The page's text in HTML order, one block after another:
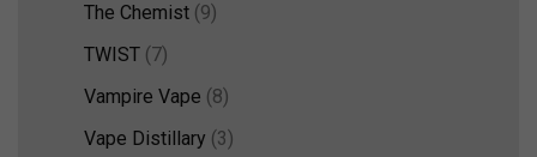
The Chemist (9)
TWIST (7)
Vampire Vape (8)
Vape Distillary (3)